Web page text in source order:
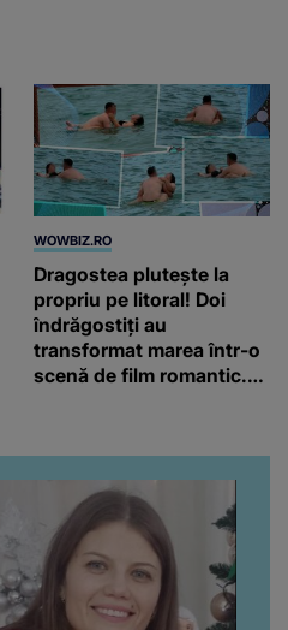
WOWBIZ.RO
Dragostea plutește la
propriu pe litoral! Doi
îndrăgostiți au
transformat marea într-o
scenă de film romantic.